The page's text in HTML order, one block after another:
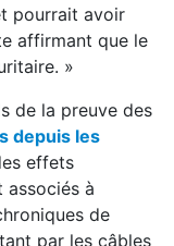
pourrait avoir
affirmant que le
»
de la preuve des
depuis les
effets
associés à
de
par les câbles